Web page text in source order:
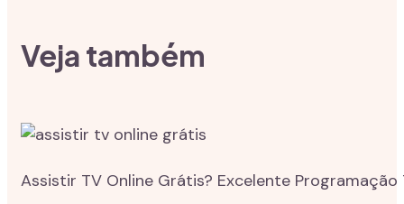
Veja também
Assistir TV Online Grátis? Excelente Programação